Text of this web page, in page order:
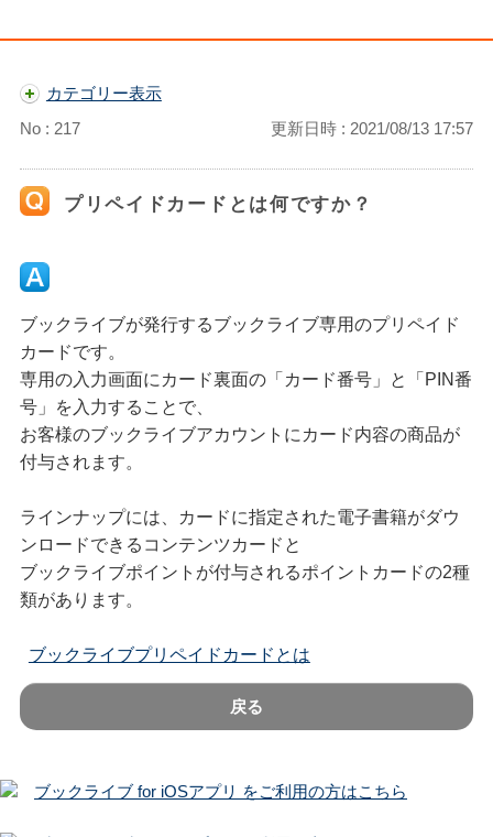
カテゴリー表示
No : 217
更新日時 : 2021/08/13 17:57
プリペイドカードとは何ですか？
ブックライブが発行するブックライブ専用のプリペイド
カードです。
専用の入力画面にカード裏面の「カード番号」と「PIN番
号」を入力することで、
お客様のブックライブアカウントにカード内容の商品が
付与されます。
ラインナップには、カードに指定された電子書籍がダウ
ンロードできるコンテンツカードと
ブックライブポイントが付与されるポイントカードの2種
類があります。
ブックライブプリペイドカードとは
戻る
ブックライブ for iOSアプリ をご利用の方はこちら